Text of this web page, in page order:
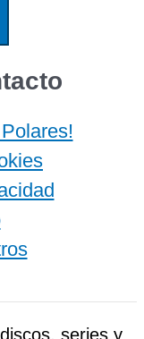
series y